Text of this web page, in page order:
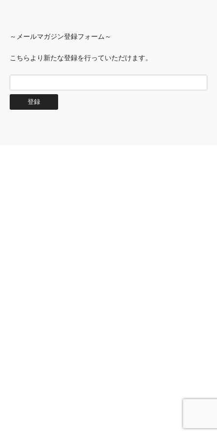
～メールマガジン登録フォーム～
こちらより新たな登録を行っていただけます。